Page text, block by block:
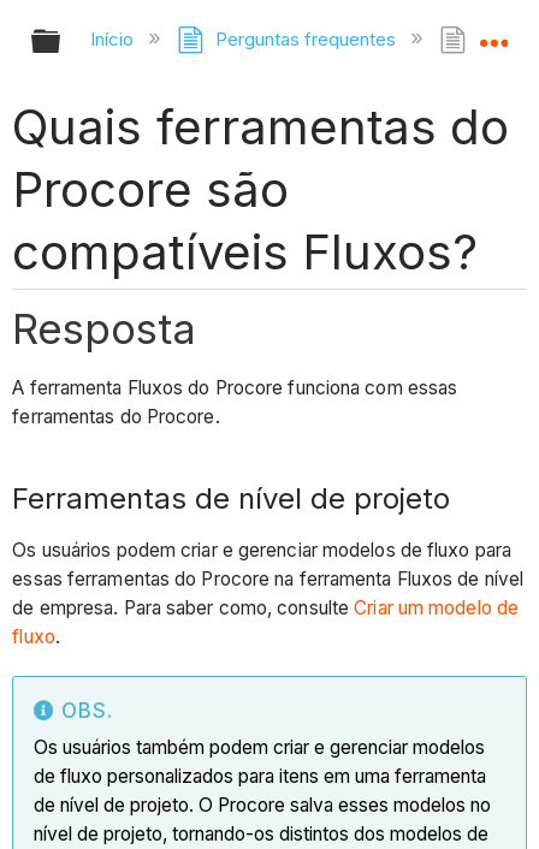
Expandir/recolher hierarquia
Início Perguntas frequentes
Quais ferramentas do
Procore são
compatíveis Fluxos?
Resposta
A ferramenta Fluxos do Procore funciona com essas
ferramentas do Procore.
Ferramentas de nível de projeto
Os usuários podem criar e gerenciar modelos de fluxo para
essas ferramentas do Procore na ferramenta Fluxos de nível
de empresa. Para saber como, consulteCriar um modelo de
fluxo.
OBS.
Os usuários também podem criar e gerenciar modelos
de fluxo personalizados para itens em uma ferramenta
de nível de projeto. O Procore salva esses modelos no
nível de projeto, tornando-os distintos dos modelos de